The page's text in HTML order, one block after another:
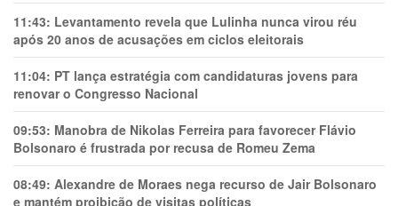
11:43: Levantamento revela que Lulinha nunca virou réu
após 20 anos de acusações em ciclos eleitorais
11:04: PT lança estratégia com candidaturas jovens para
renovar o Congresso Nacional
09:53: Manobra de Nikolas Ferreira para favorecer Flávio
Bolsonaro é frustrada por recusa de Romeu Zema
08:49: Alexandre de Moraes nega recurso de Jair Bolsonaro
e mantém proibição de visitas políticas